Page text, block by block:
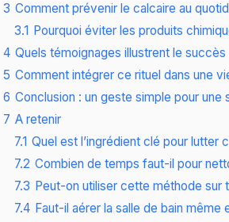
3 Comment prévenir le calcaire au
3.1 Pourquoi éviter les produits
4 Quels témoignages illustrent le
5 Comment intégrer ce rituel dans une
6 Conclusion : un geste simple pour une
7 A retenir
7.1 Quel est l’ingrédient clé pour lutter
7.2 Combien de temps faut-il pour
7.3 Peut-on utiliser cette méthode
7.4 Faut-il aérer la salle de bain même